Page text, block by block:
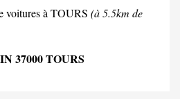
voitures à TOURS (à 5.5km de
37000 TOURS